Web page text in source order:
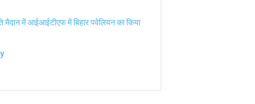
मैदान में आईआईटीएफ में बिहार पवेलियन का किया